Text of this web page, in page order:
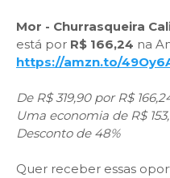
Mor - Churrasqueira
está por R$ 166,24 na
https://amzn.to/
De R$ 319,90 por R$
Uma economia de R$
Desconto de 48%
Quer receber essas